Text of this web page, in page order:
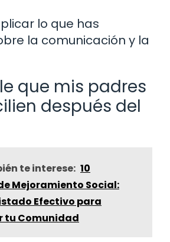
lo que has
la comunicación y la
que mis padres
después del
te interese: 10
Mejoramiento Social:
Efectivo para
tu Comunidad